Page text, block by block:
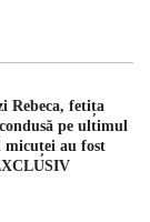
Rebeca, fetița
pe ultimul
au fost